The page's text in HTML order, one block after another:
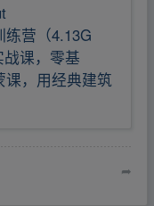
练营（4.13G
战课，零基
课，用经典建筑
➦